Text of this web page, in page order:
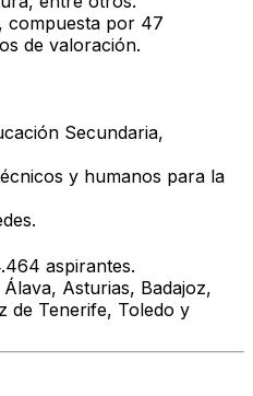
, compuesta por 47
de valoración.
Secundaria,
y humanos para la
aspirantes.
Asturias, Badajoz,
de Tenerife, Toledo y